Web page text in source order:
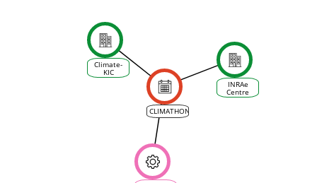
CLIMATHON
Climate-
KIC
INRAe
Centre
d'Occitanie